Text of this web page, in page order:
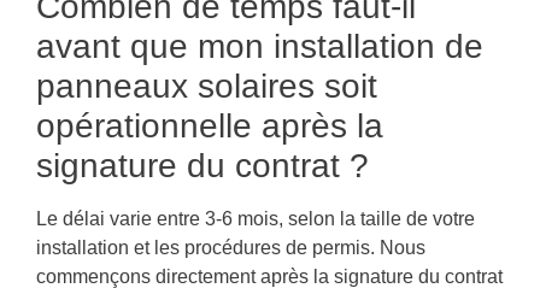
avant que mon installation de
panneaux solaires soit
opérationnelle après la
signature du contrat ?
Le délai varie entre 3-6 mois, selon la taille de votre
installation et les procédures de permis. Nous
commençons directement après la signature du contrat